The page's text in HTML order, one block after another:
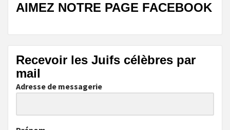
AIMEZ NOTRE PAGE FACEBOOK
Recevoir les Juifs célèbres par
mail
Adresse de messagerie